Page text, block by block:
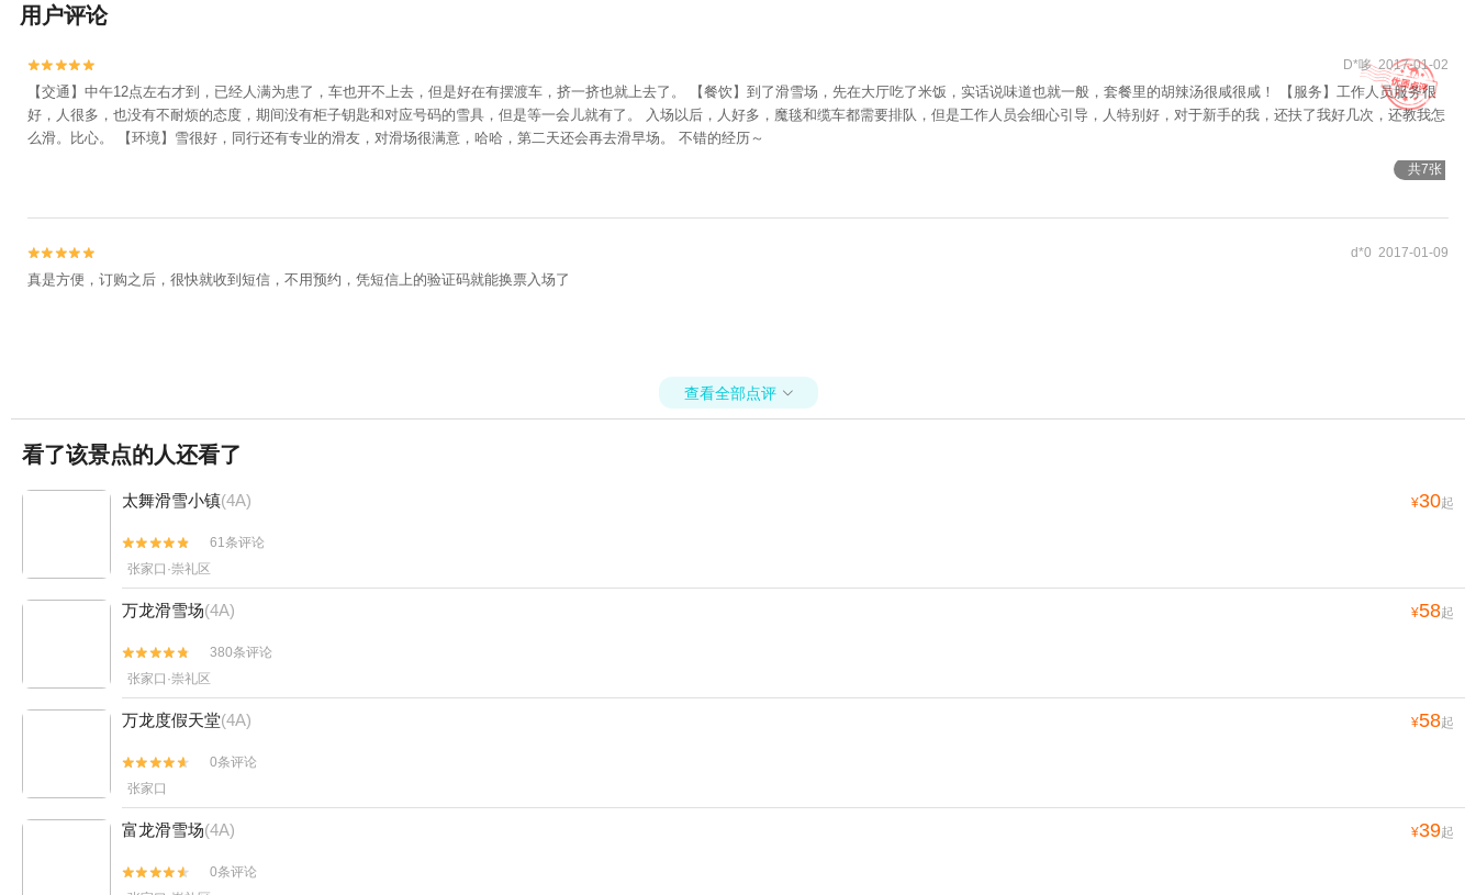
用户评论

 D*哆 2017-01-02
【交通】中午12点左右才到，已经人满为患了，车也开不上去，但是好在有摆渡车，挤一挤也就上去了。 【餐饮】到了滑雪场，先在大厅吃了米饭，实话说味道也就一般，套餐里的胡辣汤很咸很咸！ 【服务】工作人员服务很
好，人很多，也没有不耐烦的态度，期间没有柜子钥匙和对应号码的雪具，但是等一会儿就有了。 入场以后，人好多，魔毯和缆车都需要排队，但是工作人员会细心引导，人特别好，对于新手的我，还扶了我好几次，还教我怎
么滑。比心。 【环境】雪很好，同行还有专业的滑友，对滑场很满意，哈哈，第二天还会再去滑早场。 不错的经历～
共7张

 d*0 2017-01-09
真是方便，订购之后，很快就收到短信，不用预约，凭短信上的验证码就能换票入场了
查看全部点评 
看了该景点的人还看了
太舞滑雪小镇(4A) ¥30起


61条评论
张家口·崇礼区
万龙滑雪场(4A) ¥58起


380条评论
张家口·崇礼区
万龙度假天堂(4A) ¥58起


0条评论
张家口
富龙滑雪场(4A) ¥39起


0条评论